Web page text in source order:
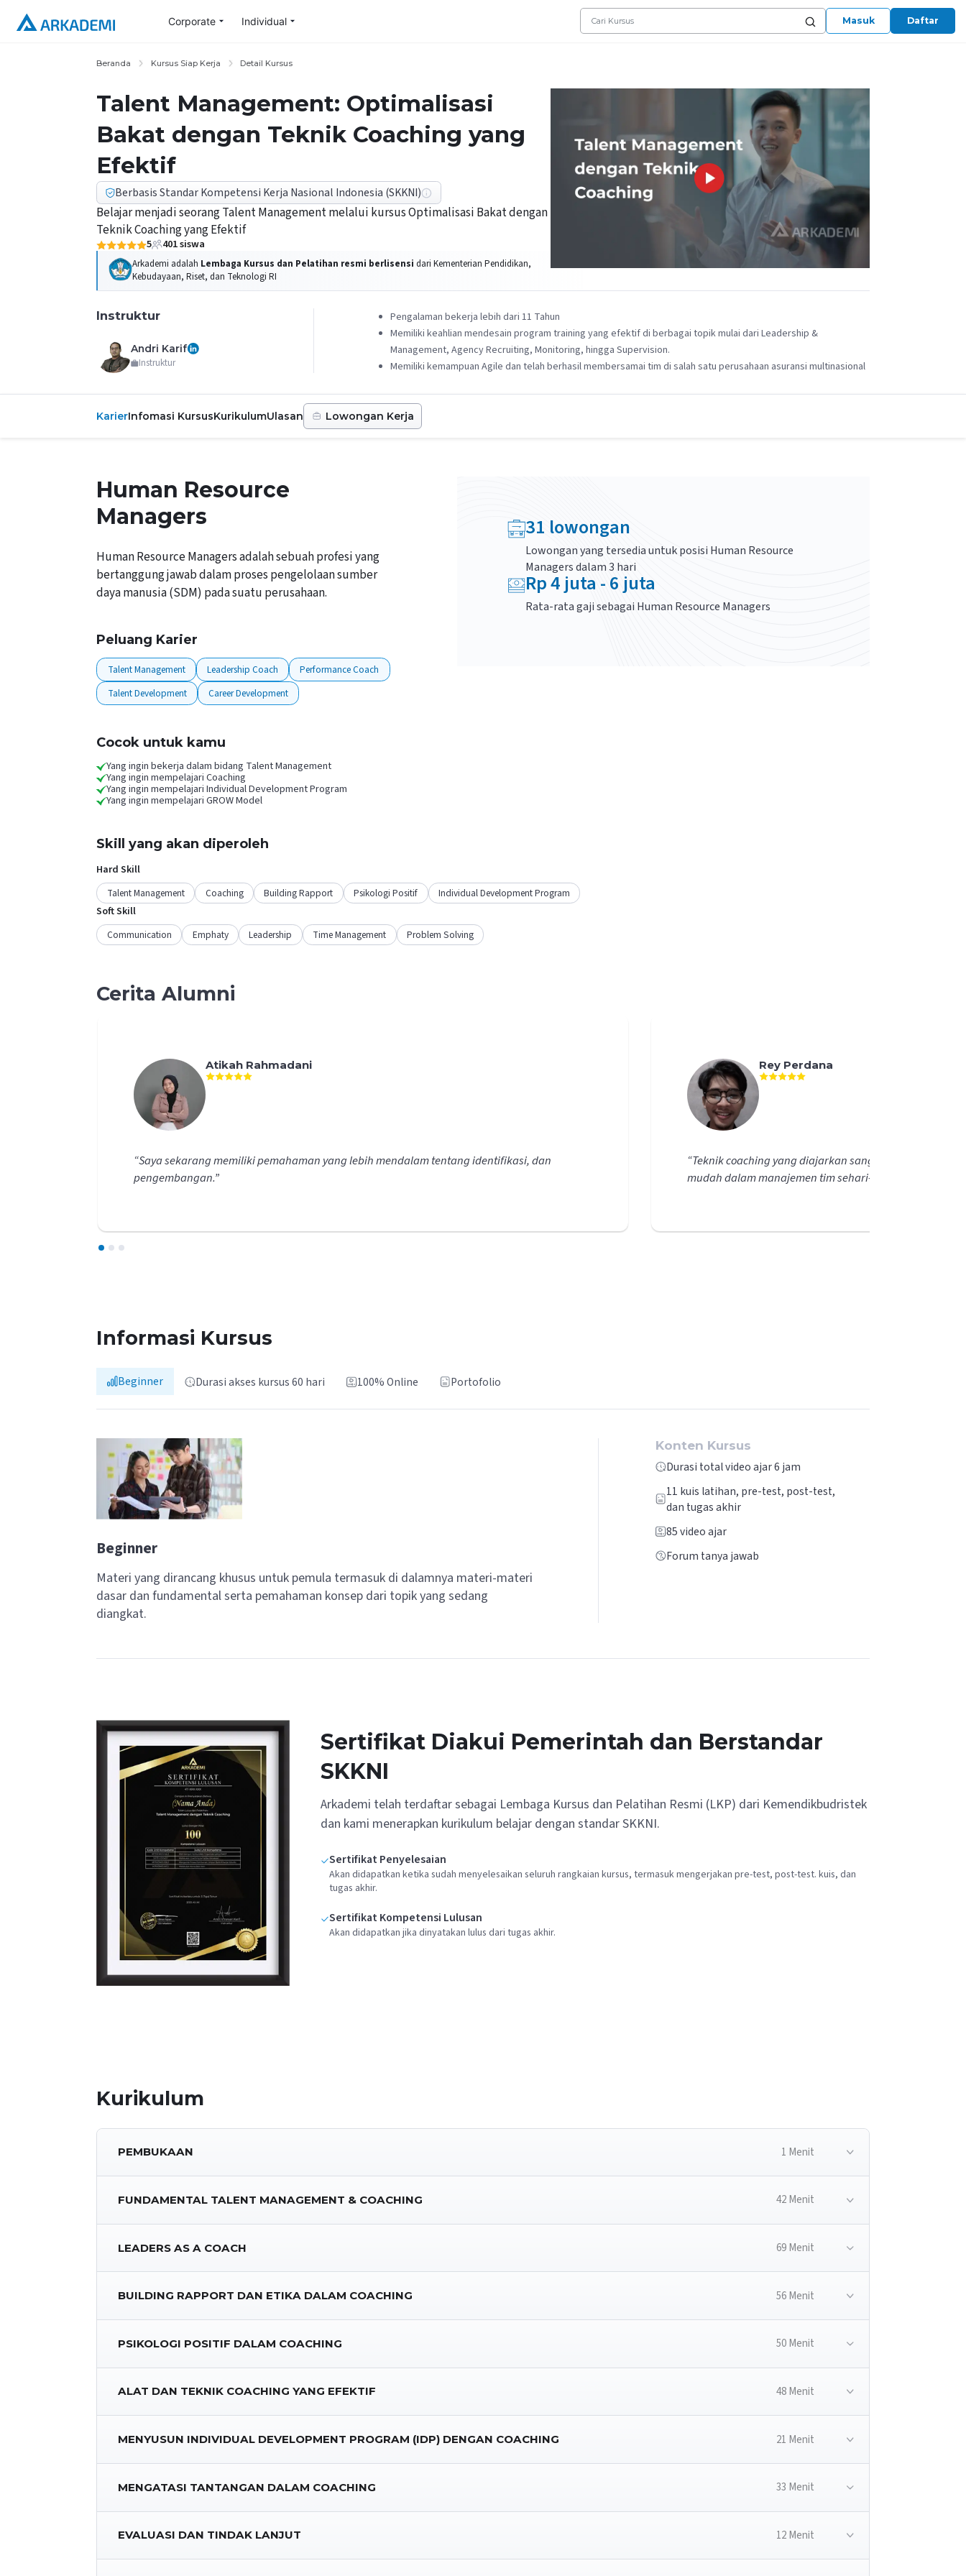
Corporate Individual Masuk Daftar
Beranda Kursus Siap Kerja Detail Kursus
Talent Management: Optimalisasi
Bakat dengan Teknik Coaching yang
Efektif
Berbasis Standar Kompetensi Kerja Nasional Indonesia (SKKNI)
Belajar menjadi seorang Talent Management melalui kursus Optimalisasi Bakat dengan
Teknik Coaching yang Efektif
5 401siswa
Arkademi adalah Lembaga Kursus dan Pelatihan resmi berlisensi dari Kementerian Pendidikan,
Kebudayaan, Riset, dan Teknologi RI
Instruktur
Andri Karif
Instruktur
Pengalaman bekerja lebih dari 11 Tahun
Memiliki keahlian mendesain program training yang efektif di berbagai topik mulai dari Leadership &
Management, Agency Recruiting, Monitoring, hingga Supervision.
Memiliki kemampuan Agile dan telah berhasil membersamai tim di salah satu perusahaan asuransi multinasional
KarierInfomasi KursusKurikulumUlasan Lowongan Kerja
Human Resource
Managers
Human Resource Managers adalah sebuah profesi yang
bertanggung jawab dalam proses pengelolaan sumber
daya manusia (SDM) pada suatu perusahaan.
Peluang Karier
Talent Management Leadership Coach
Performance Coach
Talent Development
Career Development
31 lowongan
Lowongan yang tersedia untuk posisi Human Resource
Managersdalam 3 hari
Rp4juta -6 juta
Rata-rata gaji sebagaiHuman Resource Managers
Cocok untuk kamu
Yang ingin bekerja dalam bidang Talent Management
Yang ingin mempelajari Coaching
Yang ingin mempelajari Individual Development Program
Yang ingin mempelajari GROW Model
Skill yang akan diperoleh
Hard Skill
Talent Management Coaching Building Rapport Psikologi Positif Individual Development Program
Soft Skill
Communication Emphaty Leadership Time Management Problem Solving
Cerita Alumni
Atikah Rahmadani
“Saya sekarang memiliki pemahaman yang lebih mendalam tentang identifikasi, dan
pengembangan.”
Rey Perdana
“Teknik coaching yang diajarkan sangat efektif dan
mudah dalam manajemen tim sehari-hari.
1 2 3
Informasi Kursus
Beginner Durasi akses kursus 60 hari 100% Online Portofolio
Beginner
Materi yang dirancang khusus untuk pemula termasuk di dalamnya materi-materi
dasar dan fundamental serta pemahaman konsep dari topik yang sedang
diangkat.
Konten Kursus
Durasi total video ajar 6 jam
11 kuis latihan, pre-test, post-test,
dan tugas akhir
85video ajar
Forum tanya jawab
Sertifikat Diakui Pemerintah dan Berstandar
SKKNI
Arkademi telah terdaftar sebagai Lembaga Kursus dan Pelatihan Resmi (LKP) dari Kemendikbudristek
dan kami menerapkan kurikulum belajar dengan standar SKKNI.
Sertifikat Penyelesaian
Akan didapatkan ketika sudah menyelesaikan seluruh rangkaian kursus, termasuk mengerjakan pre-test, post-test. kuis, dan
tugas akhir.
Sertifikat Kompetensi Lulusan
Akan didapatkan jika dinyatakan lulus dari tugas akhir.
Kurikulum
PEMBUKAAN 1 Menit
FUNDAMENTAL TALENT MANAGEMENT & COACHING 42 Menit
LEADERS AS A COACH 69 Menit
BUILDING RAPPORT DAN ETIKA DALAM COACHING 56 Menit
PSIKOLOGI POSITIF DALAM COACHING 50 Menit
ALAT DAN TEKNIK COACHING YANG EFEKTIF 48 Menit
MENYUSUN INDIVIDUAL DEVELOPMENT PROGRAM (IDP) DENGAN COACHING 21 Menit
MENGATASI TANTANGAN DALAM COACHING 33 Menit
EVALUASI DAN TINDAK LANJUT 12 Menit